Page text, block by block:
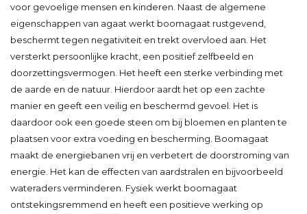
voor gevoelige mensen en kinderen. Naast de algemene
eigenschappen van agaat werkt boomagaat rustgevend,
beschermt tegen negativiteit en trekt overvloed aan. Het
versterkt persoonlijke kracht, een positief zelfbeeld en
doorzettingsvermogen. Het heeft een sterke verbinding met
de aarde en de natuur. Hierdoor aardt het op een zachte
manier en geeft een veilig en beschermd gevoel. Het is
daardoor ook een goede steen om bij bloemen en planten te
plaatsen voor extra voeding en bescherming. Boomagaat
maakt de energiebanen vrij en verbetert de doorstroming van
energie. Het kan de effecten van aardstralen en bijvoorbeeld
wateraders verminderen. Fysiek werkt boomagaat
ontstekingsremmend en heeft een positieve werking op